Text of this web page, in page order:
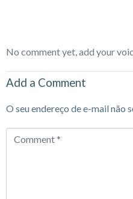
No comment yet, add your
Add a Comment
O seu endereço de e-mail não
Comment